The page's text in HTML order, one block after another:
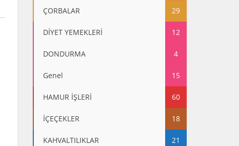
ÇORBALAR 29
DİYET YEMEKLERİ 12
DONDURMA 4
Genel 15
HAMUR İŞLERİ 60
İÇEÇEKLER 18
KAHVALTILIKLAR 21